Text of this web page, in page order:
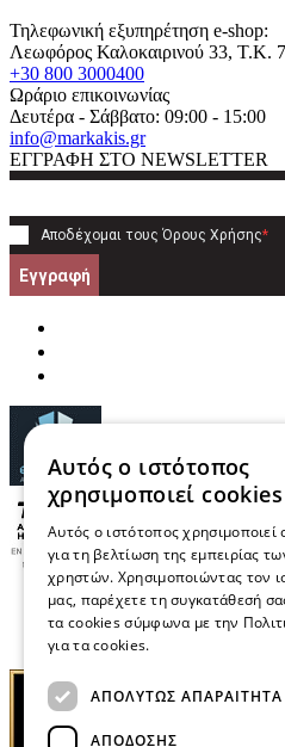
Τηλεφωνική εξυπηρέτηση e-shop:
Λεωφόρος Καλοκαιρινού 33, T.K.
+30 800 3000400
Ωράριο επικοινωνίας
Δευτέρα - Σάββατο: 09:00 - 15:00
info@markakis.gr
ΕΓΓΡΑΦΗ ΣΤΟ NEWSLETTER
Αποδέχομαι τους Όρους Χρήσης*
Εγγραφή
Αυτός ο ιστότοπος
χρησιμοποιεί cookies
Αυτός ο ιστότοπος χρησιμοποιεί
για τη βελτίωση της εμπειρίας
χρηστών. Χρησιμοποιώντας τον
μας, παρέχετε τη συγκατάθεσή
τα cookies σύμφωνα με την
για τα cookies.
ΑΠΟΛΎΤΩΣ ΑΠΑΡΑΊΤΗΤΑ
ΑΠΌΔΟΣΗΣ